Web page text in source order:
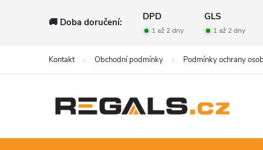
🚚 Doba doručení: DPD GLS
1 až 2 dny 1 až 2 dny
Kontakt Obchodní podmínky Podmínky ochrany